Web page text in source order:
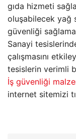
gıda hizmeti
oluşabilecek yağ
güvenliği
Sanayi
çalışmasını
tesislerin verimli
İş güvenliği
internet sitemizi